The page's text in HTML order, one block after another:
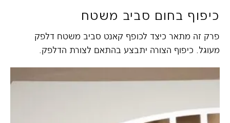
כיפוף בחום סביב משטח
פרק זה מתאר כיצד לכופף קאנט סביב משטח דלפק
מעוגל. כיפוף הצורה יתבצע בהתאם לצורת הדלפק.